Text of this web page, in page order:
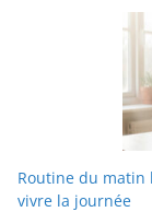
Routine du
vivre la journée